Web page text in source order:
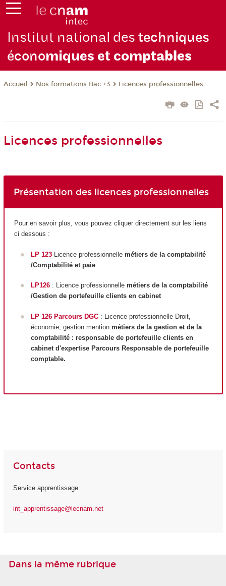
Institut national destechniques
économiques et comptables
Accueil Nos formations Bac +3 Licences professionnelles
Licences professionnelles
Présentation des licences professionnelles
Pour en savoir plus, vous pouvez cliquer directement sur les liens
ci dessous :
LP 123Licence professionnelle métiers de la comptabilité
/Comptabilité et paie
LP126: Licence professionnelle métiers de la comptabilité
/Gestion de portefeuille clients en cabinet
LP 126 Parcours DGC: Licence professionnelle Droit,
économie, gestion mention métiers de la gestion et de la
comptabilité : responsable de portefeuille clients en
cabinet d'expertise Parcours Responsable de portefeuille
comptable.
Contacts
Service apprentissage
int_apprentissage@lecnam.net
Dans la même rubrique